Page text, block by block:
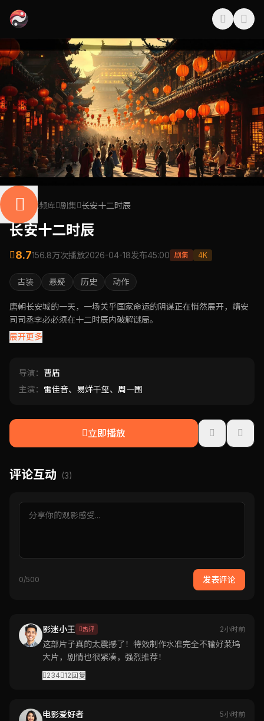
视频库 剧集 长安十二时辰
长安十二时辰
8.7156.8万次播放2026-04-18发布45:00 剧集 4K
古装 悬疑 历史 动作
唐朝长安城的一天，一场关乎国家命运的阴谋正在悄然展开，靖安
司司丞李必必须在十二时辰内破解谜局。
展开更多
导演： 曹盾
主演： 雷佳音、易烊千玺、周一围
立即播放
评论互动 (3)
0/500 发表评论
影迷小王 热评 2小时前
这部片子真的太震撼了！特效制作水准完全不输好莱坞
大片，剧情也很紧凑，强烈推荐！
234 12回复
电影爱好者 5小时前